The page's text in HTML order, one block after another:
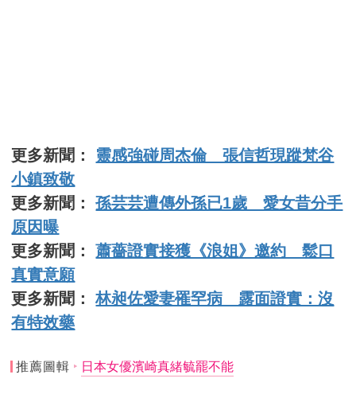
更多新聞： 靈感強碰周杰倫 張信哲現蹤梵谷
小鎮致敬
更多新聞：孫芸芸遭傳外孫已1歲 愛女昔分手
原因曝
更多新聞：蕭薔證實接獲《浪姐》邀約 鬆口
真實意願
更多新聞：林昶佐愛妻罹罕病 露面證實：沒
有特效藥
推薦圖輯 日本女優濱崎真緒毓罷不能